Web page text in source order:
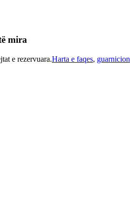
mira
e rezervuara.Harta e faqes, guarnicion